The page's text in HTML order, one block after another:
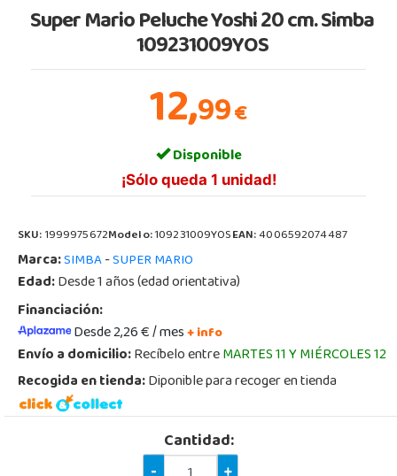
Super Mario Peluche Yoshi 20 cm. Simba
109231009YOS
12,99€
Disponible
¡Sólo queda 1 unidad!
SKU:1999975672Modelo:109231009YOSEAN:4006592074487
Marca:SIMBA-SUPER MARIO
Edad:Desde 1 años (edad orientativa)
Financiación:
Desde 2,26 € / mes+ info
Envío a domicilio:Recíbelo entreMARTES 11 Y MIÉRCOLES 12
Recogida en tienda:Diponible para recoger en tienda
Cantidad: